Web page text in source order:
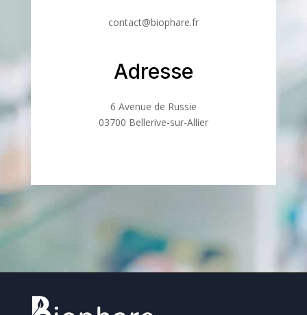
contact@biophare.fr
Adresse
6 Avenue de Russie
03700 Bellerive-sur-Allier